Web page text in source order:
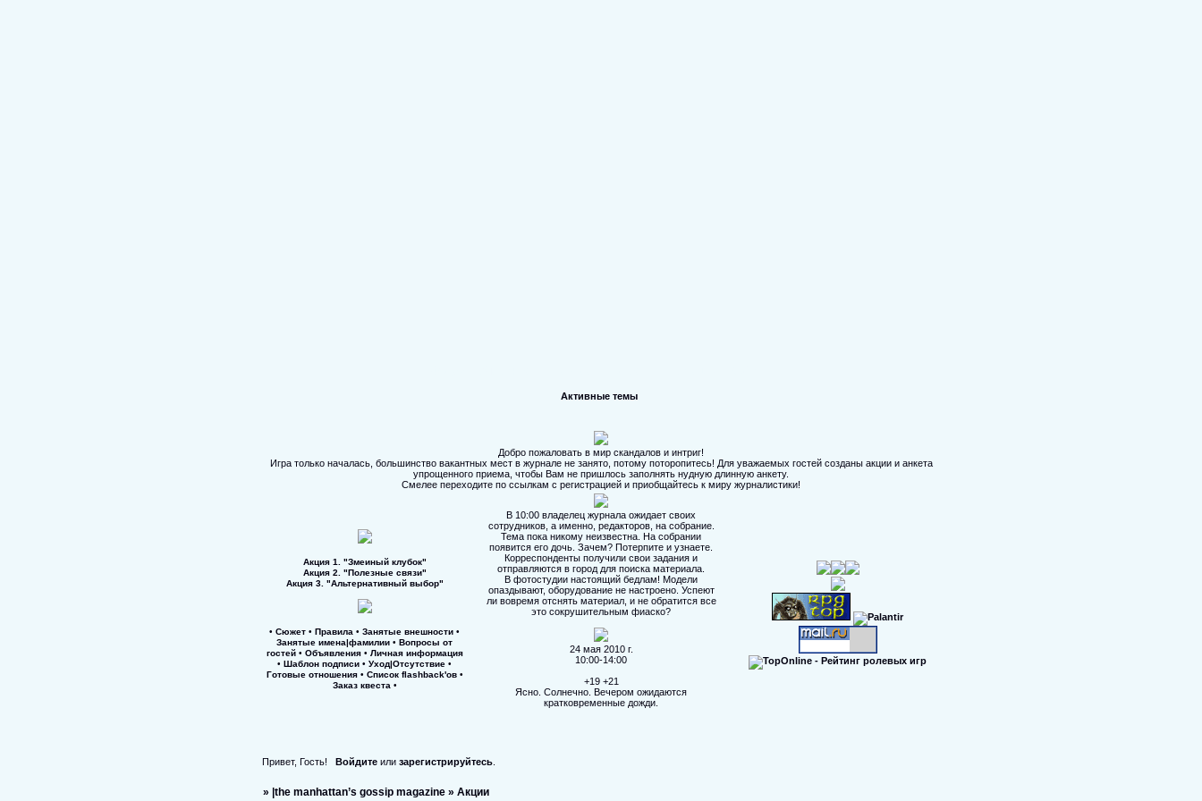
Активные темы
Добро пожаловать в мир скандалов и интриг!
Игра только началась, большинство вакантных мест в журнале не занято, потому поторопитесь! Для уважаемых гостей созданы акции и анкета
упрощенного приема, чтобы Вам не пришлось заполнять нудную длинную анкету.
Смелее переходите по ссылкам с регистрацией и приобщайтесь к миру журналистики!
Акция 1. "Змеиный клубок"
Акция 2. "Полезные связи"
Акция 3. "Альтернативный выбор"
• Сюжет • Правила • Занятые внешности •
Занятые имена|фамилии • Вопросы от
гостей• Объявления• Личная информация
• Шаблон подписи • Уход|Отсутствие •
Готовые отношения• Список flashback'ов•
Заказ квеста •
В 10:00 владелец журнала ожидает своих
сотрудников, а именно, редакторов, на собрание.
Тема пока никому неизвестна. На собрании
появится его дочь. Зачем? Потерпите и узнаете.
Корреспонденты получили свои задания и
отправляются в город для поиска материала.
В фотостудии настоящий бедлам! Модели
опаздывают, оборудование не настроено. Успеют
ли вовремя отснять материал, и не обратится все
это сокрушительным фиаско?
24 мая 2010 г.
10:00-14:00
+19 +21
Ясно. Солнечно. Вечером ожидаются
кратковременные дожди.
Привет, Гость! Войдитеили зарегистрируйтесь.
» |the manhattan’s gossip magazine »Акции